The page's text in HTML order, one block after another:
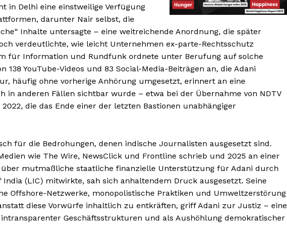
in Delhi eine einstweilige Verfügung
darunter Nair selbst, die
Inhalte untersagte – eine weitreichende Anordnung, die später
verdeutlichte, wie leicht Unternehmen ex-parte-Rechtsschutz
für Information und Rundfunk ordnete unter Berufung auf solche
138 YouTube-Videos und 83 Social-Media-Beiträgen an, die Adani
häufig ohne vorherige Anhörung umgesetzt, erinnert an eine
in anderen Fällen sichtbar wurde – etwa bei der Übernahme von NDTV
die das Ende einer der letzten Bastionen unabhängiger
für die Bedrohungen, denen indische Journalisten ausgesetzt sind.
wie The Wire, NewsClick und Frontline schrieb und 2025 an einer
über mutmaßliche staatliche finanzielle Unterstützung für Adani durch
(LIC) mitwirkte, sah sich anhaltendem Druck ausgesetzt. Seine
Offshore-Netzwerke, monopolistische Praktiken und Umweltzerstörung
diese Vorwürfe inhaltlich zu entkräften, griff Adani zur Justiz – eine
Geschäftsstrukturen und als Aushöhlung demokratischer